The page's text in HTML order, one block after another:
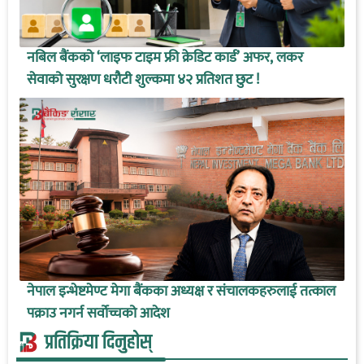
नबिल बैंकको ‘लाइफ टाइम फ्री क्रेडिट कार्ड’ अफर, लकर
सेवाको सुरक्षण धरौटी शुल्कमा ४२ प्रतिशत छुट !
नेपाल इन्भेष्टमेण्ट मेगा बैंकका अध्यक्ष र संचालकहरुलाई तत्काल
पक्राउ नगर्न सर्वोच्चको आदेश
प्रतिक्रिया दिनुहोस्